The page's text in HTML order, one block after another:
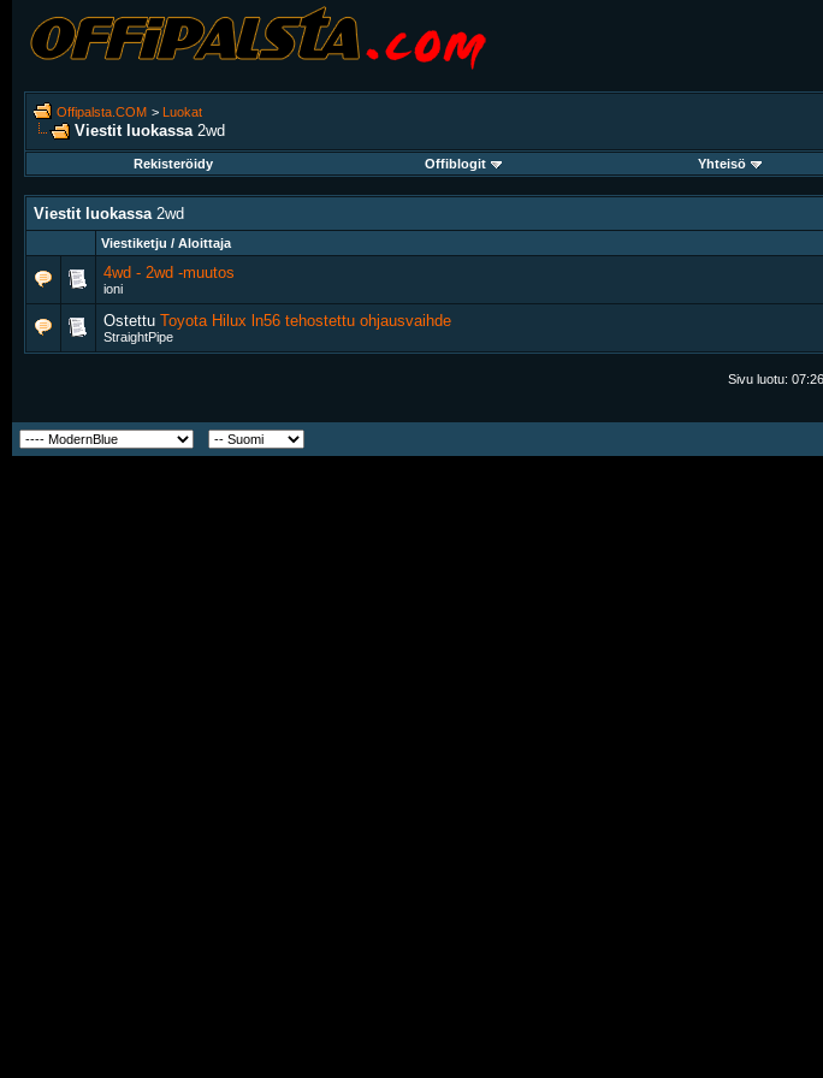
Offipalsta.COM > Luokat
Viestit luokassa 2wd
Rekisteröidy
Offiblogit Yhteisö
Viestit luokassa 2wd
Viestiketju / Aloittaja
4wd - 2wd -muutos
ioni
Ostettu Toyota Hilux ln56 tehostettu ohjausvaihde
StraightPipe
Sivu luotu: 07:26